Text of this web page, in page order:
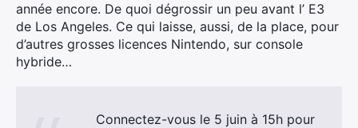
année encore. De quoi dégrossir un peu avant l’ E3
de Los Angeles. Ce qui laisse, aussi, de la place, pour
d’autres grosses licences Nintendo, sur console
hybride…
Connectez-vous le 5 juin à 15h pour